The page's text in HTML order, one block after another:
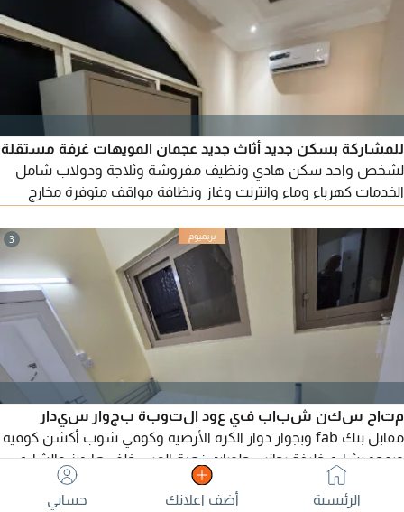
للمشاركة بسكن جديد أثاث جديد عجمان المويهات غرفة مستقلة
لشخص واحد سكن هادي ونظيف مفروشة وثلاجة ودولاب شامل
الخدمات كهرباء وماء وانترنت وغاز ونظافة مواقف متوفرة مخارج
3
متاح سكن شباب في عود التوبة بجوار سيدار
مقابل بنك fab وبجوار دوار الكرة الأرضيه وكوفي شوب أكشن كوفيه
ويوجد بشارع خليفة بجانب حلويات زهرة العين خلف هارديز والشارع
العام خلف الكرامة سنتر مقابل مسجد الشيخه سلامه قريب من
الفلاح بلازا ومركز الامارات جميع المناطق قريبة من محطة الباصات
الرئيسية أضف اعلانك حسابي